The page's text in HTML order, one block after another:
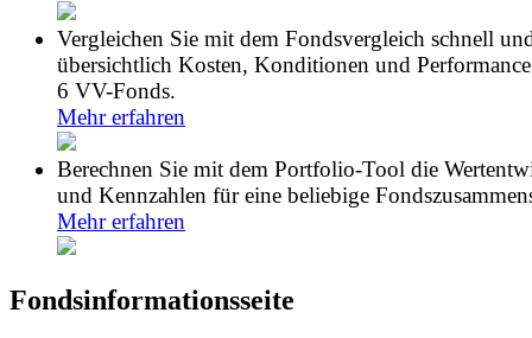
Vergleichen Sie mit dem Fondsvergleich schnell
übersichtlich Kosten, Konditionen und
6 VV-Fonds.
Mehr erfahren
Berechnen Sie mit dem Portfolio-Tool die
und Kennzahlen für eine beliebige
Mehr erfahren
Fondsinformationsseite